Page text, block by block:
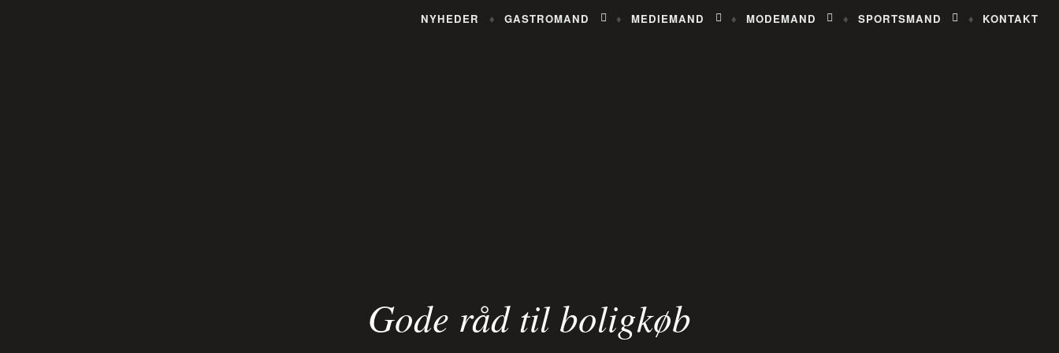
NYHEDER GASTROMAND MEDIEMAND MODEMAND SPORTSMAND KONTAKT
Gode råd til boligkøb